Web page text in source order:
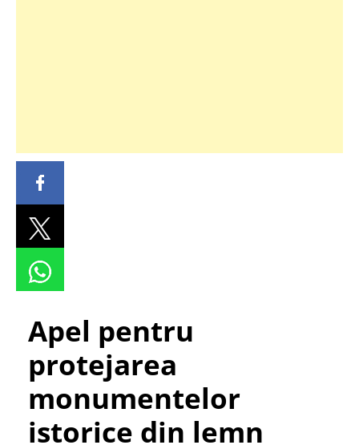
Apel pentru
protejarea
monumentelor
istorice din lemn